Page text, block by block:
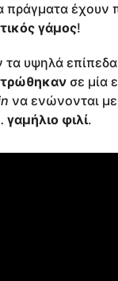
πράγματα
γάμος!
τα υψηλά
σε μία
να ενώνονται
γαμήλιο φιλί.